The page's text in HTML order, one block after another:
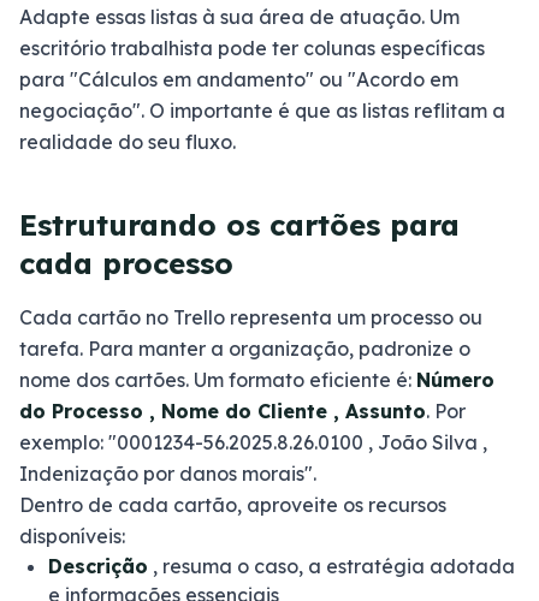
Adapte essas listas à sua área de atuação. Um
escritório trabalhista pode ter colunas específicas
para "Cálculos em andamento" ou "Acordo em
negociação". O importante é que as listas reflitam a
realidade do seu fluxo.
Estruturando os cartões para
cada processo
Cada cartão no Trello representa um processo ou
tarefa. Para manter a organização, padronize o
nome dos cartões. Um formato eficiente é: Número
do Processo , Nome do Cliente , Assunto. Por
exemplo: "0001234-56.2025.8.26.0100 , João Silva ,
Indenização por danos morais".
Dentro de cada cartão, aproveite os recursos
disponíveis:
Descrição , resuma o caso, a estratégia adotada
e informações essenciais